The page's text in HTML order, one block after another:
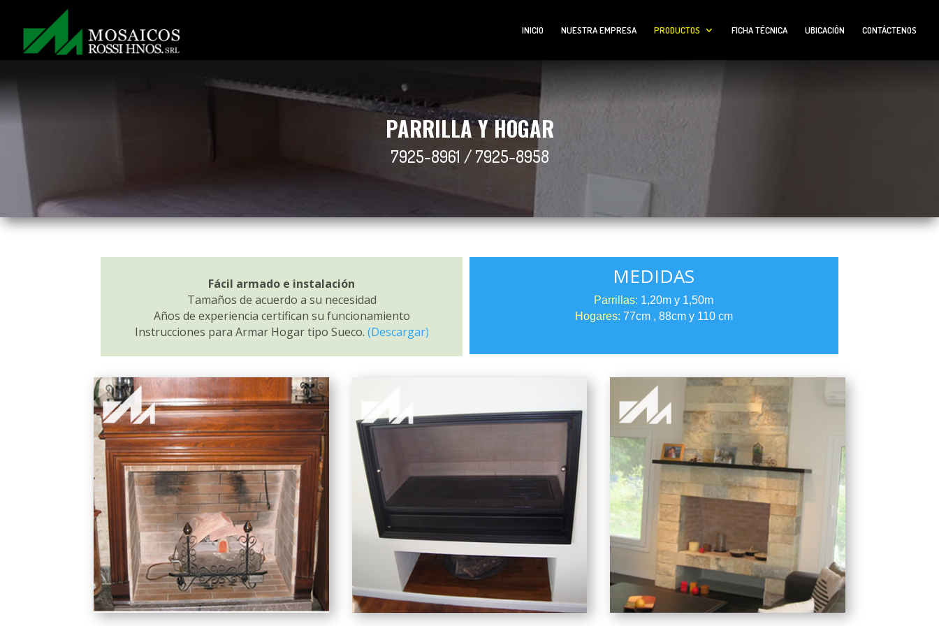
INICIO NUESTRA EMPRESA PRODUCTOS FICHA TÉCNICA UBICACIÓN CONTÁCTENOS
PARRILLA Y HOGAR
7925-8961 / 7925-8958
Fácil armado e instalación
Tamaños de acuerdo a su necesidad
Años de experiencia certifican su funcionamiento
Instrucciones para Armar Hogar tipo Sueco. (Descargar)
MEDIDAS
Parrillas: 1,20m y 1,50m
Hogares: 77cm , 88cm y 110 cm